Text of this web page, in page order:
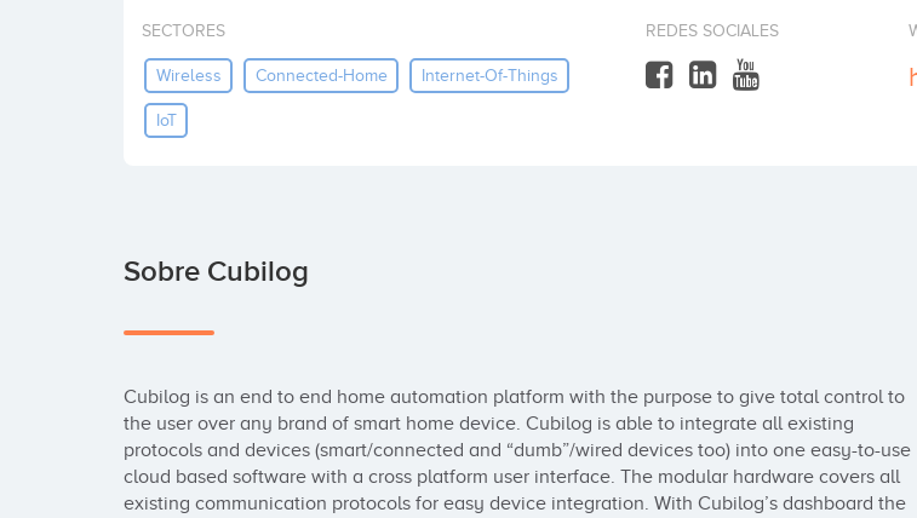
SECTORES
Wireless Connected-Home Internet-Of-Things
IoT
REDES SOCIALES
Sobre Cubilog
Cubilog is an end to end home automation platform with the purpose to give total control to
the user over any brand of smart home device. Cubilog is able to integrate all existing
protocols and devices (smart/connected and “dumb”/wired devices too) into one easy-to-use
cloud based software with a cross platform user interface. The modular hardware covers all
existing communication protocols for easy device integration. With Cubilog’s dashboard the